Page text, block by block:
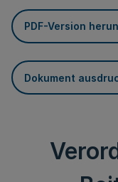
PDF-Version
Dokument